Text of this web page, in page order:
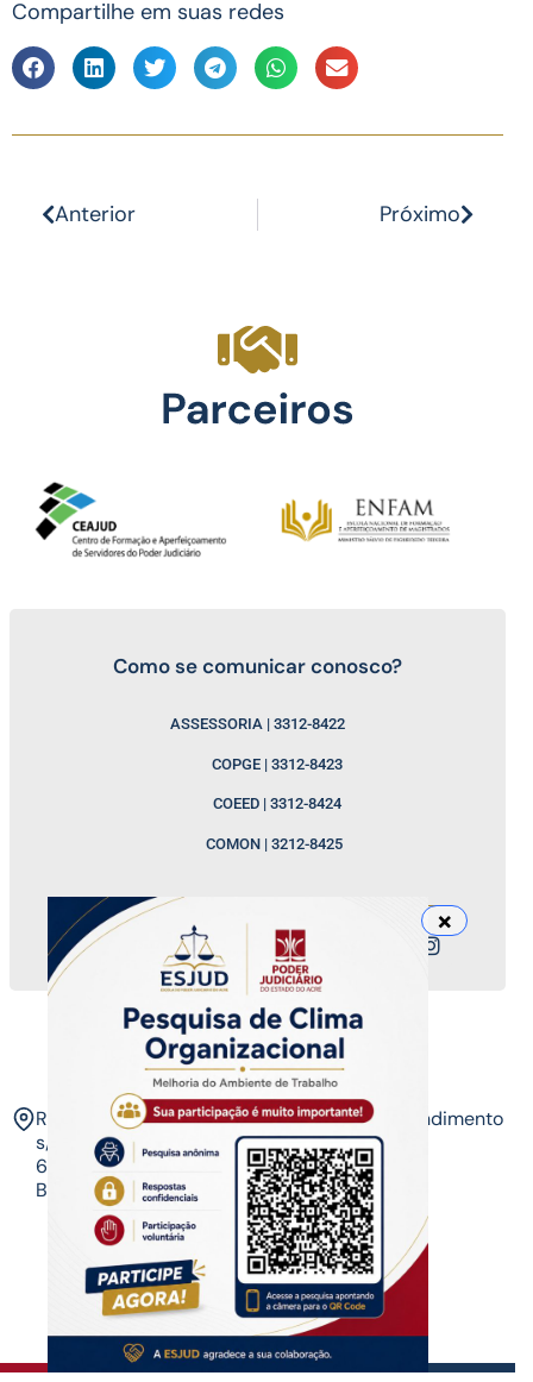
Compartilhe em suas redes
Anterior Próximo
Como se comunicar conosco?
ASSESSORIA | 3312-8422
COPGE | 3312-8423
COEED | 3312-8424
COMON | 3212-8425
Nossos canais
ESJUD
Rua Tribunal de Justiça,
s/n. Via Verde.
69.915-631 – Rio
Branco-AC.​
Horário de Atendimento
07 às 14 horas​
Copyrigth ® | Escola do Poder Judiciário
Todos os direitos reservados